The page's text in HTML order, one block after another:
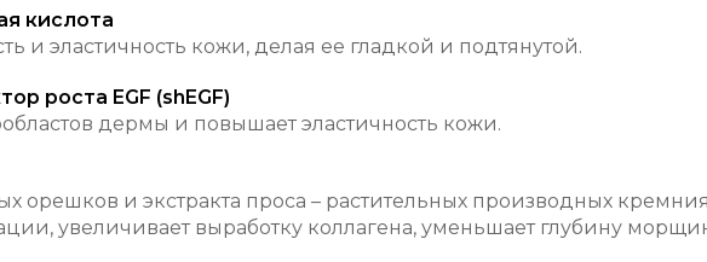
кислота
и эластичность кожи, делая ее гладкой и подтянутой.
роста EGF (shEGF)
дермы и повышает эластичность кожи.
орешков и экстракта проса – растительных производных
увеличивает выработку коллагена, уменьшает глубину